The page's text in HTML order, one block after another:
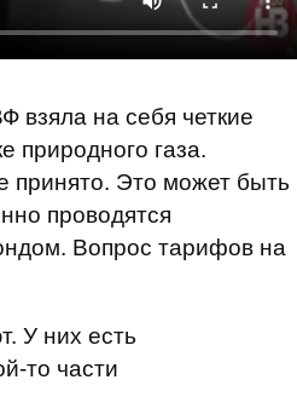
взяла на себя четкие
природного газа.
принято. Это может быть
проводятся
Вопрос тарифов на
У них есть
то части